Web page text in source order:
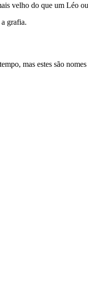
velho do que um Léo
grafia.
mas estes são